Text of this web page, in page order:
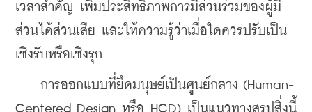
เวลาสำคัญ เพิ่มประสิทธิภาพการมีส่วนร่วมของผู้มี
ส่วนได้ส่วนเสีย และให้ความรู้ว่าเมื่อใดควรปรับเป็น
เชิงรับหรือเชิงรุก
การออกแบบที่ยึดมนุษย์เป็นศูนย์กลาง (Human-
Centered Design หรือ HCD) เป็นแนวทางสรุปสิ่งนี้